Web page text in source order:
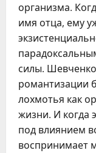
организма.
имя отца, ему
силы.
романтизации
лохмотья как
жизни. И когда
под влиянием
воспринимает